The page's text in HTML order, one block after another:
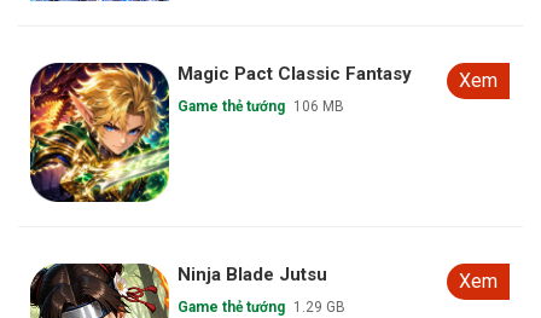
Magic Pact Classic Fantasy
Game thẻ tướng 106 MB
Xem
Ninja Blade Jutsu
Game thẻ tướng 1.29 GB
Xem